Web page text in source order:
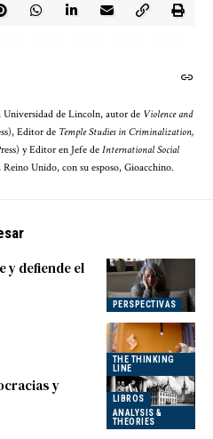
de Lincoln, autor de Violence and
Editor de Temple Studies in Criminalization,
y Editor en Jefe de International Social
Unido, con su esposo, Gioacchino.
PERSPECTIVAS
y defiende el
THE THINKING
LINE
LIBROS
ANALYSIS &
THEORIES
y